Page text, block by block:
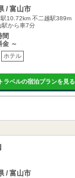
/ 富山市
10.72km 不二越駅389m
駅から車7分
間
金 ～
ホテル
ラベルの宿泊プランを見る
/ 富山市